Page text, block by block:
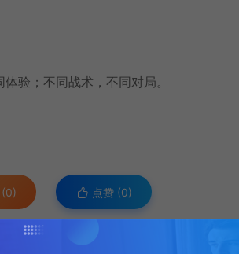
验；不同战术，不同对局。
点赞 (0)